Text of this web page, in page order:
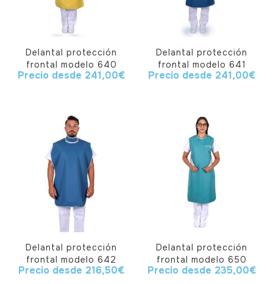
Delantal protección
frontal modelo 640
Precio desde 241,00€
Delantal protección
frontal modelo 641
Precio desde 241,00€
Delantal protección
frontal modelo 642
Precio desde 216,50€
Delantal protección
frontal modelo 650
Precio desde 235,00€